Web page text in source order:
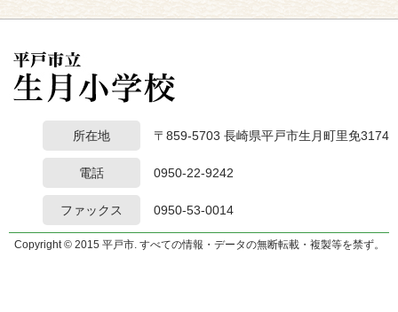
所在地 〒859-5703 長崎県平戸市生月町里免3174
電話 0950-22-9242
ファックス 0950-53-0014
Copyright © 2015 平戸市. すべての情報・データの無断転載・複製等を禁ず。